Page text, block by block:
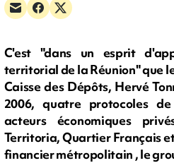
C'est "dans un esprit
territorial de la Réunion" que
Caisse des Dépôts, Hervé
2006, quatre protocoles
acteurs économiques
Territoria, Quartier Français
financier métropolitain , le